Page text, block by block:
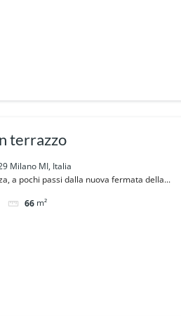
terrazzo
Milano MI, Italia
a pochi passi dalla nuova fermata della...
66 m²